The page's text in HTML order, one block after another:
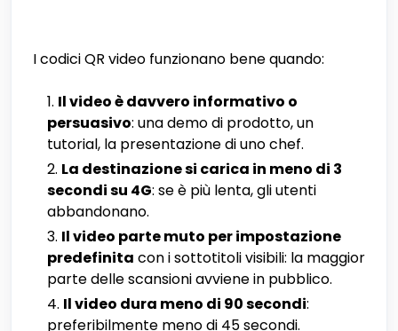
I codici QR video funzionano bene quando:
Il video è davvero informativo o
persuasivo: una demo di prodotto, un
tutorial, la presentazione di uno chef.
La destinazione si carica in meno di 3
secondi su 4G: se è più lenta, gli utenti
abbandonano.
Il video parte muto per impostazione
predefinita con i sottotitoli visibili: la maggior
parte delle scansioni avviene in pubblico.
Il video dura meno di 90 secondi:
preferibilmente meno di 45 secondi.